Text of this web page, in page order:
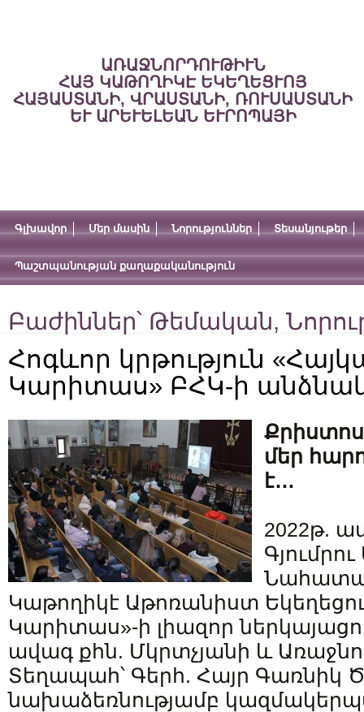
ԱՌԱՋՆՈՐԴՈՒԹԻՒՆ
ՀԱՅ ԿԱԹՈՂԻԿԷ ԵԿԵՂԵՑՒՈՅ
ՀԱՅԱՍՏԱՆԻ, ՎՐԱՍՏԱՆԻ, ՌՈՒՍԱՍՏԱՆԻ
ԵՒ ԱՐԵՒԵԼԵԱՆ ԵՒՐՈՊԱՅԻ
Գլխավոր Մեր մասին Նորություններ Տեսանյութեր
Պաշտպանության քաղաքականություն
Բաժիններ՝ Թեմական,
Հոգևոր կրթություն
Կարիտաս» ԲՀԿ-ի
մեր
է…
2022թ.
Կաթողիկէ Աթոռանիստ
Կարիտաս»-ի լիազոր
ավագ քհն. Մկրտչյանի և
Տեղապահ՝ Գերհ. Հայր Գառնիկ
նախաձեռնությամբ